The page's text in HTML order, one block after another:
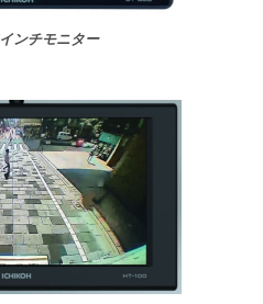
ンチモニター